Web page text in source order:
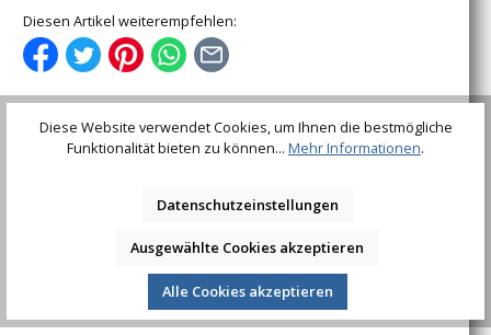
Diesen Artikel weiterempfehlen:
(für Torx) mit BohrungAbtriebsprofilgröße: T8
Diese Website verwendet Cookies, um Ihnen die bestmögliche
Funktionalität bieten zu können... Mehr Informationen.
Datenschutzeinstellungen
Ausgewählte Cookies akzeptieren
Alle Cookies akzeptieren